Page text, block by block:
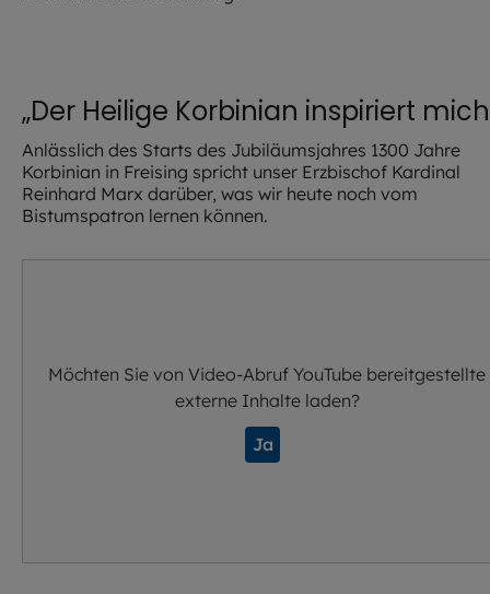
„Der Heilige Korbinian inspiriert
Anlässlich des Starts des Jubiläumsjahres 1300 Jahre
Korbinian in Freising spricht unser Erzbischof Kardinal
Reinhard Marx darüber, was wir heute noch vom
Bistumspatron lernen können.
Möchten Sie von Video-Abruf YouTube bereitgestellte
externe Inhalte laden?
Ja